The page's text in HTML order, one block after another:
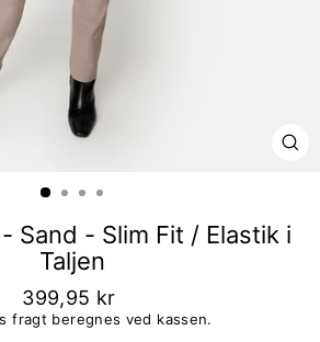
Sand - Slim Fit / Elastik i
Taljen
399,95 kr
fragt beregnes ved kassen.